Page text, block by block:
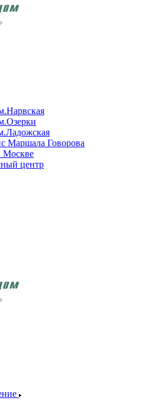
Маршала Говорова
Москве
центр